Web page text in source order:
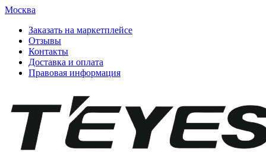
Москва
Заказать на маркетплейсе
Отзывы
Контакты
Доставка и оплата
Правовая информация